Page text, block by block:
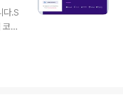
들
이
S
다.S
드
의